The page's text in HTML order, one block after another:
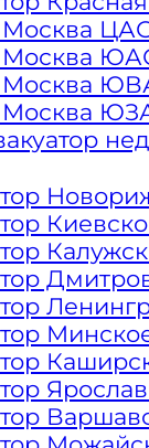
в
Москва
Москва
Москва
Москва